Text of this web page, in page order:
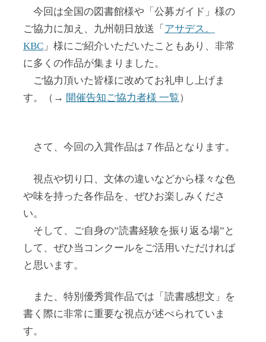
今回は全国の図書館様や「公募ガイド」様の
ご協力に加え、九州朝日放送「 アサデス。
KBC 」様にご紹介いただいたこともあり、非常
に多くの作品が集まりました。
ご協力頂いた皆様に改めてお礼申し上げま
す。（→ 開催告知ご協力者様 一覧）
さて、今回の入賞作品は７作品となります。
視点や切り口、文体の違いなどから様々な色
や味を持った各作品を、ぜひお楽しみくださ
い。
そして、ご自身の”読書経験を振り返る場”と
して、ぜひ当コンクールをご活用いただければ
と思います。
また、特別優秀賞作品では「読書感想文」を
書く際に非常に重要な視点が述べられていま
す。